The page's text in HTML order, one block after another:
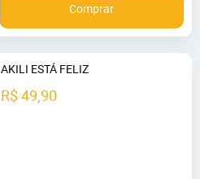
Comprar
AKILI ESTÁ FELIZ
R$ 49,90